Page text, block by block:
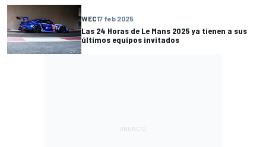
WEC17 feb 2025
Las 24 Horas de Le Mans 2025 ya tienen a sus
últimos equipos invitados